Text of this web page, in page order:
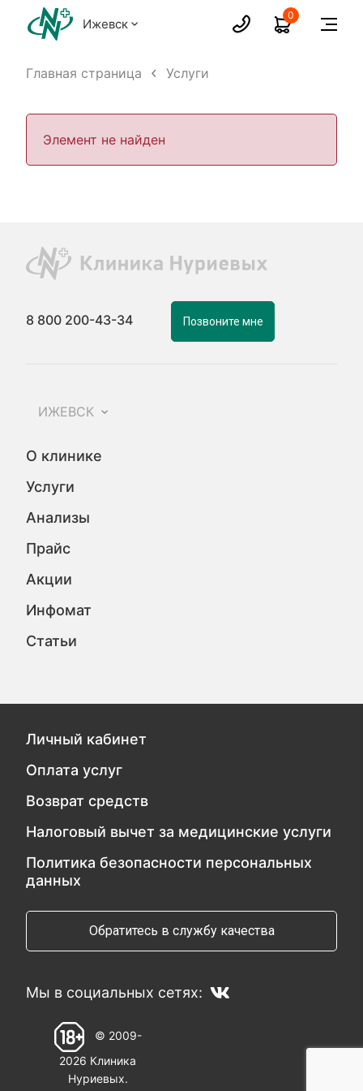
Ижевск
0
Главная страница Услуги
Элемент не найден
8 800 200-43-34 Позвоните мне
ИЖЕВСК
О клинике
Услуги
Анализы
Прайс
Акции
Инфомат
Статьи
Личный кабинет
Оплата услуг
Возврат средств
Налоговый вычет за медицинские услуги
Политика безопасности персональных
данных
Обратитесь в службу качества
Мы в социальных сетях:
© 2009-
2026 Клиника
Нуриевых.